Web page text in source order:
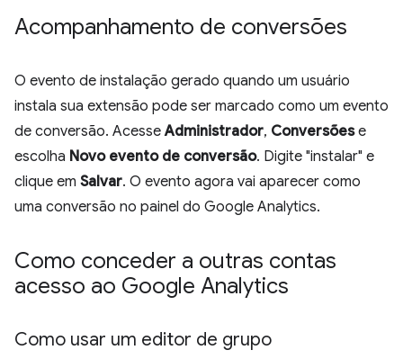
Acompanhamento de conversões
O evento de instalação gerado quando um usuário
instala sua extensão pode ser marcado como um evento
de conversão. AcesseAdministrador, Conversõese
escolha Novo evento de conversão. Digite "instalar" e
clique em Salvar. O evento agora vai aparecer como
uma conversão no painel do Google Analytics.
Como conceder a outras contas
acesso ao Google Analytics
Como usar um editor de grupo